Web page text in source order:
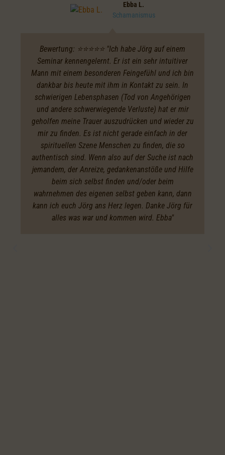
Bewertung: ⭐️⭐️⭐️⭐️⭐️ "Ich habe Jörg auf einem
Seminar kennengelernt. Er ist ein sehr intuitiver
Mann mit einem besonderen Feingefühl und ich bin
dankbar bis heute mit ihm in Kontakt zu sein. In
schwierigen Lebensphasen (Tod von Angehörigen
und andere schwerwiegende Verluste) hat er mir
geholfen meine Trauer auszudrücken und wieder zu
mir zu finden. Es ist nicht gerade einfach in der
spirituellen Szene Menschen zu finden, die so
authentisch sind. Wenn also auf der Suche ist nach
jemandem, der Anreize, gedankenanstöße und Hilfe
beim sich selbst finden und/oder beim
wahrnehmen des eigenen selbst geben kann, dann
kann ich euch Jörg ans Herz legen. Danke Jörg für
alles was war und kommen wird. Ebba"
Ebba L.
Schamanismus